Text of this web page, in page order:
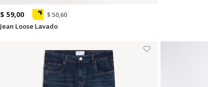
$ 59,00
$ 50,60
Jean Loose Lavado